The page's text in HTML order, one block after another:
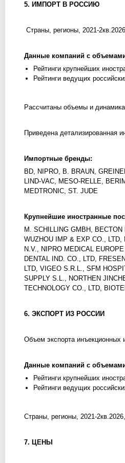
5. ИМПОРТ В РОССИЮ
Страны, регионы, 2021-
Данные компаний с
Рейтинги крупнейших
Рейтинги ведущих
Рассчитаны объемы и
Приведена детализированная
Импортные бренды:
BD, NIPRO, B. BRAUN,
LIND-VAC, MESO-RELLE,
MEDTRONIC, ST. JUDE
Крупнейшие иностранные
M. SCHILLING GMBH,
WUZHOU IMP & EXP CO.,
N.V., NIPRO MEDICAL
DENTAL IND. CO., LTD,
LTD, VIGEO S.R.L., SFM
SUPPLY S.L., NORTHEN
TECHNOLOGY CO., LTD,
6. ЭКСПОРТ ИЗ РОССИИ
Объем экспорта инъекционных
Данные компаний с
Рейтинги крупнейших
Рейтинги ведущих
Страны, регионы, 2021-
7. ЦЕНЫ